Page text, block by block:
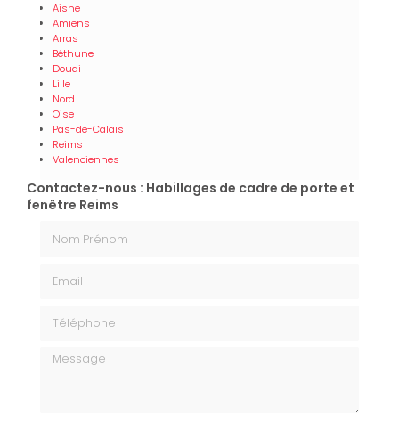
Aisne
Amiens
Arras
Béthune
Douai
Lille
Nord
Oise
Pas-de-Calais
Reims
Valenciennes
Contactez-nous : Habillages de cadre de porte et
fenêtre Reims
Message